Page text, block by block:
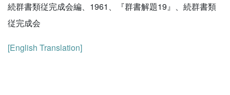
続群書類従完成会編、1961、『群書解題19』、続群書類
従完成会
[English Translation]